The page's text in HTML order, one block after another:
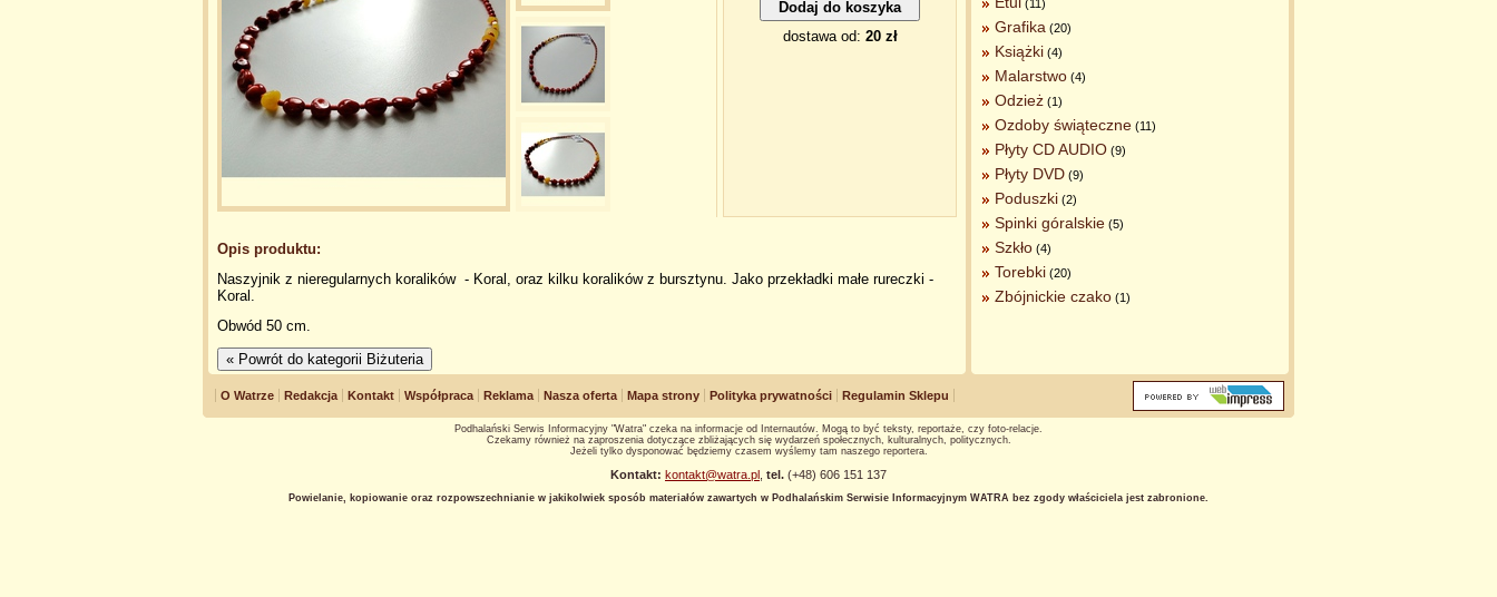
dostawa od: 20 zł
Opis produktu:
Naszyjnik z nieregularnych koralików - Koral, oraz kilku koralików z bursztynu. Jako przekładki małe rureczki -
Koral.
Obwód 50 cm.
(11)
Grafika (20)
Książki (4)
Malarstwo (4)
Odzież (1)
Ozdoby świąteczne (11)
Płyty CD AUDIO (9)
Płyty DVD (9)
Poduszki (2)
Spinki góralskie (5)
Szkło (4)
Torebki (20)
Zbójnickie czako (1)
O Watrze Redakcja Kontakt Współpraca Reklama Nasza oferta Mapa strony Polityka prywatności Regulamin Sklepu
Podhalański Serwis Informacyjny "Watra" czeka na informacje od Internautów. Mogą to być teksty, reportaże, czy foto-relacje.
Czekamy również na zaproszenia dotyczące zbliżających się wydarzeń społecznych, kulturalnych, politycznych.
Jeżeli tylko dysponować będziemy czasem wyślemy tam naszego reportera.
Kontakt: kontakt@watra.pl tel. (+48) 606 151 137
Powielanie, kopiowanie oraz rozpowszechnianie w jakikolwiek sposób materiałów zawartych w Podhalańskim Serwisie Informacyjnym WATRA bez zgody właściciela jest zabronione.